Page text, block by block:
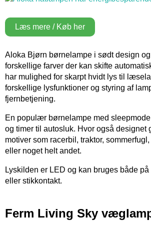
Læs mere / Køb her
Aloka Bjørn børnelampe i sødt design
forskellige farver der kan skifte
har mulighed for skarpt hvidt lys til
forskellige lysfunktioner og styring af
fjernbetjening.
En populær børnelampe med
og timer til autosluk. Hvor også designet
motiver som racerbil, traktor,
eller noget helt andet.
Lyskilden er LED og kan bruges både på
eller stikkontakt.
Ferm Living Sky